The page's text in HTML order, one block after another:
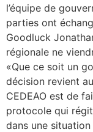
l’équipe de
parties ont
Goodluck
régionale ne
«Que ce soit un
décision revient
CEDEAO est de
protocole qui
dans une